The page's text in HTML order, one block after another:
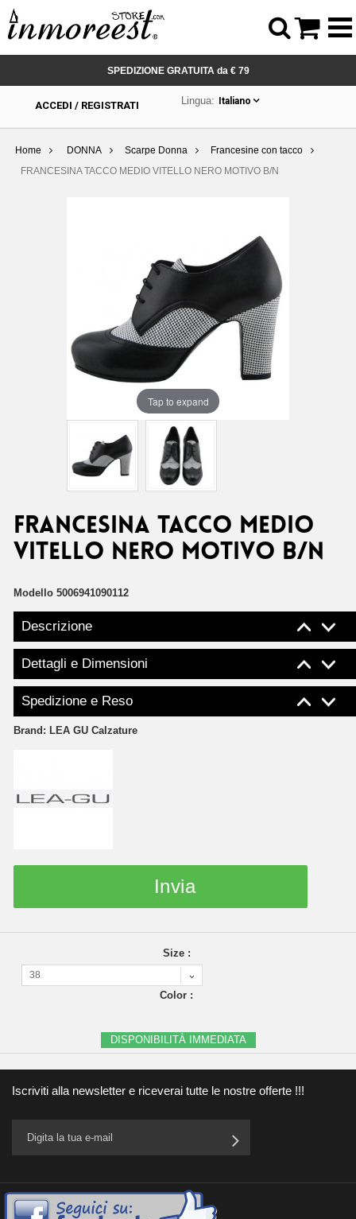
SPEDIZIONE GRATUITA da € 79
ACCEDI / REGISTRATI Lingua: Italiano
Home DONNA Scarpe Donna
Francesine con tacco
FRANCESINA TACCO MEDIO VITELLO NERO MOTIVO B/N
Tap to expand
FRANCESINA TACCO MEDIO
VITELLO NERO MOTIVO B/N
Modello 5006941090112
Descrizione
Dettagli e Dimensioni
Spedizione e Reso
Brand: LEA GU Calzature
Invia
Size :
38
Color :
DISPONIBILITÀ IMMEDIATA
Iscriviti alla newsletter e riceverai tutte le nostre offerte !!!
 